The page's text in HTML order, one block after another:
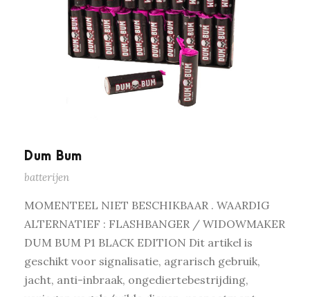
Dum Bum
batterijen
MOMENTEEL NIET BESCHIKBAAR . WAARDIG
ALTERNATIEF : FLASHBANGER / WIDOWMAKER
DUM BUM P1 BLACK EDITION Dit artikel is
geschikt voor signalisatie, agrarisch gebruik,
jacht, anti-inbraak, ongediertebestrijding,